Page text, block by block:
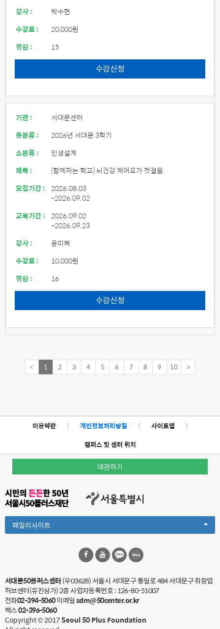
강사 :
박수현
수강료 :
20,000원
정원 :
15
수강신청
기관 :
서대문센터
중분류 :
2026년 서대문 3학기
소분류 :
인생설계
제목 :
[함께하는 학교] 뇌건강 체어요가 첫걸음
모집기간 : 2026.08.03
~2026.09.02
교육기간 : 2026.09.02
~2026.09.23
강사 :
윤미혜
수강료 :
10,000원
정원 :
16
수강신청
< 1 2 3 4 5 6 7 8 9 10 >
이용약관 | 개인정보처리방침 | 사이트맵
|
캠퍼스 및 센터 위치
대관하기
패밀리사이트Toggle
Dropdown
서대문50플러스센터(우03628) 서울시 서대문구 통일로 484 서대문구 취창업
허브센터(유진상가) 2층사업자등록번호 : 126-80-51007
전화02-394-5060이메일sdm@50center.or.kr
팩스02-396-5060
Copyright © 2017Seoul 50 Plus Foundation